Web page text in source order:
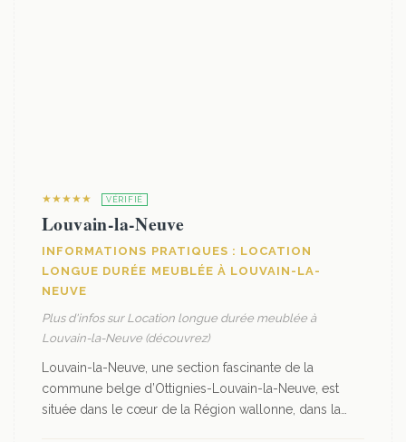
★★★★★ VÉRIFIÉ
Louvain-la-Neuve
INFORMATIONS PRATIQUES : LOCATION
LONGUE DURÉE MEUBLÉE À LOUVAIN-LA-
NEUVE
Plus d'infos sur Location longue durée meublée à
Louvain-la-Neuve (découvrez)
Louvain-la-Neuve, une section fascinante de la
commune belge d’Ottignies-Louvain-la-Neuve, est
située dans le cœur de la Région wallonne, dans la…